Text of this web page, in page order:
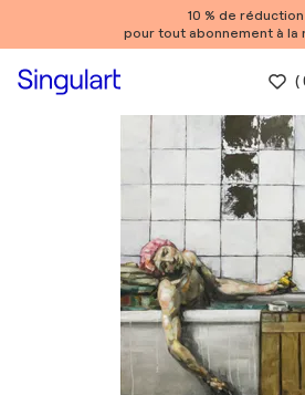
10 % de réduction
pour tout abonnement à la
(